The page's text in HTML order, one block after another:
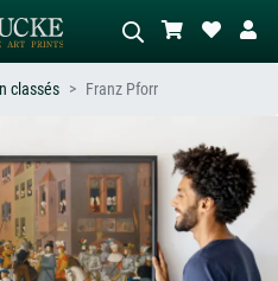
Décrivez la scène – ex. prairie verte,
abstrait avec beaucoup de rouge,
tableau sombre, nu debout près d'un
arbre.
classés Franz Pforr